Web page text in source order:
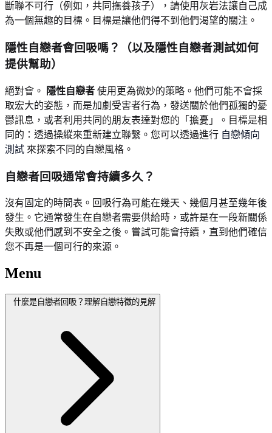
斷聯不可行（例如，共同撫養孩子），請使用灰岩法讓自己成
為一個無趣的目標。目標是讓他們得不到他們渴望的關注。
隱性自戀者會回吸嗎？（以及隱性自戀者測試如何
提供幫助）
絕對會。 隱性自戀者 使用更為微妙的策略。他們可能不會採
取宏大的姿態，而是加劇受害者行為，發送關於他們孤獨的憂
鬱訊息，或者利用共同的朋友表達對您的「擔憂」。目標是相
同的：透過操縱來重新建立聯繫。您可以透過進行 自戀傾向
測試 來探索不同的自戀風格。
自戀者回吸通常會持續多久？
沒有固定的時間表。回吸行為可能在幾天、幾個月甚至幾年後
發生。它通常發生在自戀者需要供給時，或許是在一段新關係
失敗或他們感到不安全之後。嘗試可能會持續，直到他們確信
您不再是一個可行的來源。
Menu
什麼是自戀者回吸？理解自戀特徵的見解